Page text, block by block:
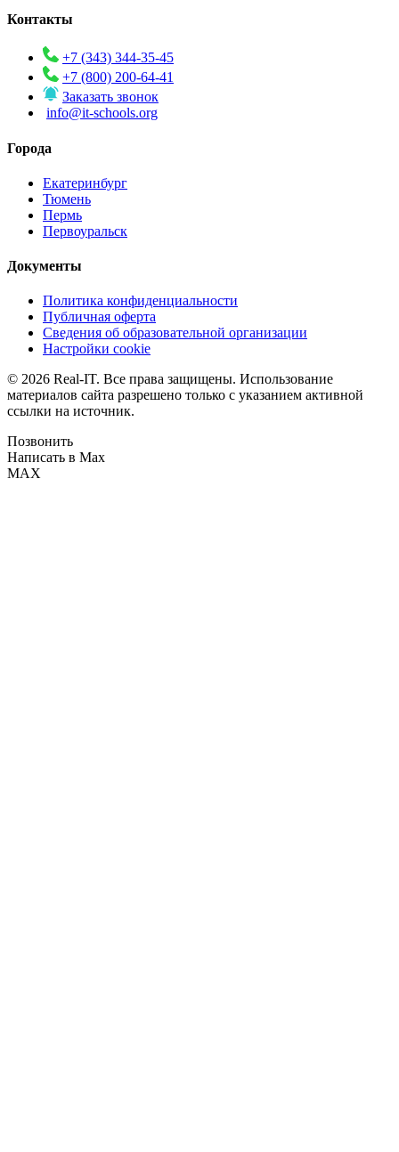
Контакты
+7 (343) 344-35-45
+7 (800) 200-64-41
Заказать звонок
info@it-schools.org
Города
Екатеринбург
Тюмень
Пермь
Первоуральск
Документы
Политика конфиденциальности
Публичная оферта
Сведения об образовательной организации
Настройки cookie
© 2026 Real-IT. Все права защищены. Использование
материалов сайта разрешено только с указанием активной
ссылки на источник.
Позвонить
Написать в Max
MAX